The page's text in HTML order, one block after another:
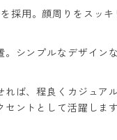
用。顔周りをスッ
シンプルなデザイン
ば、程良くカジュ
ントとして活躍します